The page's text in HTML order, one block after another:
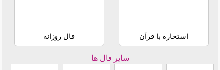
استخاره با قرآن فال روزانه
سایر فال ها